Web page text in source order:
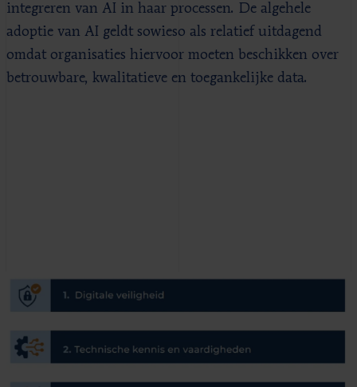
integreren van AI in haar processen. De algehele
adoptie van AI geldt sowieso als relatief uitdagend
omdat organisaties hiervoor moeten beschikken over
betrouwbare, kwalitatieve en toegankelijke data.